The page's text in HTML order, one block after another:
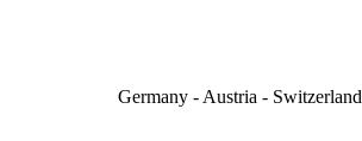
Germany - Austria - Switzerland